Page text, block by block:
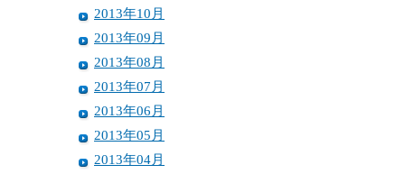
2013年10月
2013年09月
2013年08月
2013年07月
2013年06月
2013年05月
2013年04月